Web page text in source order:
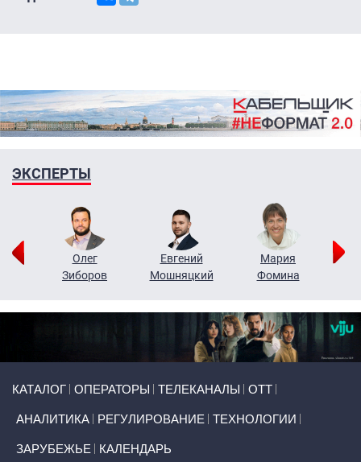
ЭКСПЕРТЫ
Олег
Зиборов
Евгений
Мошняцкий
Мария
Фомина
КАТАЛОГ ОПЕРАТОРЫ ТЕЛЕКАНАЛЫ ОТТ
АНАЛИТИКА РЕГУЛИРОВАНИЕ ТЕХНОЛОГИИ
ЗАРУБЕЖЬЕ КАЛЕНДАРЬ